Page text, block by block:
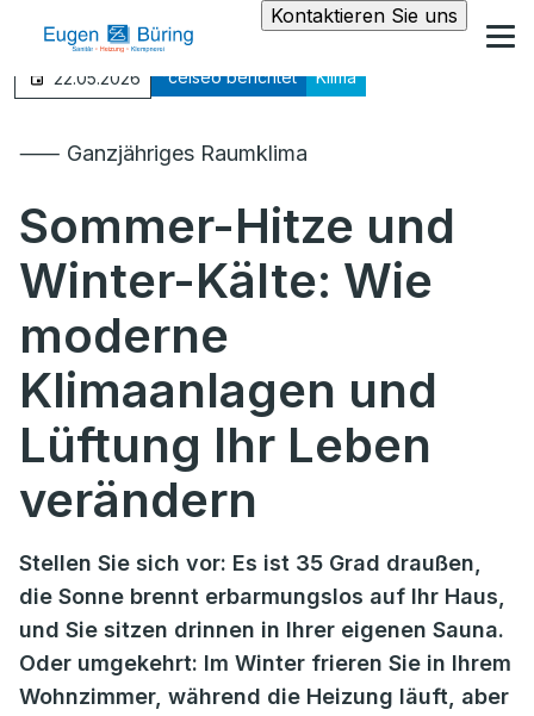
Kontaktieren Sie uns
22.05.2026 °celseo berichtet Klima
⸺ Ganzjähriges Raumklima
Sommer-Hitze und
Winter-Kälte: Wie
moderne
Klimaanlagen und
Lüftung Ihr Leben
verändern
Stellen Sie sich vor: Es ist 35 Grad draußen,
die Sonne brennt erbarmungslos auf Ihr Haus,
und Sie sitzen drinnen in Ihrer eigenen Sauna.
Oder umgekehrt: Im Winter frieren Sie in Ihrem
Wohnzimmer, während die Heizung läuft, aber